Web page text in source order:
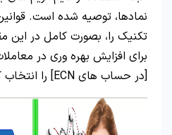
نمادها، توصیه شده است.
تکنیک را،‌ بصورت کامل در این
برای افزایش بهره وری در
[در حساب های ECN] را انتخاب کنید.